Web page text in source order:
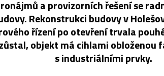
a provizorních řešení se
Rekonstrukci budovy v
řízení po otevření trvala
objekt má cihlami obloženou
s industriálními prvky.